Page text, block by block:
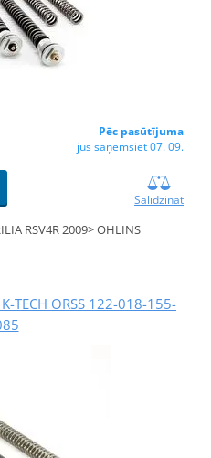
Pēc pasūtījuma
jūs saņemsiet 07. 09.
Salīdzināt
RSV4R 2009> OHLINS
TECH ORSS 122-018-155-